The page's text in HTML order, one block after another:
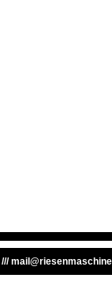
///